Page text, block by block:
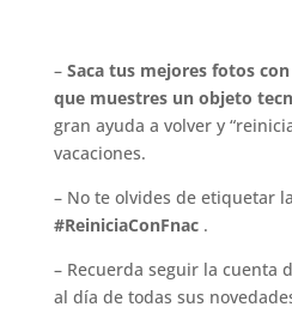
– Saca tus mejores fotos
que muestres un objeto
gran ayuda a volver y
vacaciones.
– No te olvides de etiquetar
#ReiniciaConFnac.
– Recuerda seguir la cuenta
al día de todas sus